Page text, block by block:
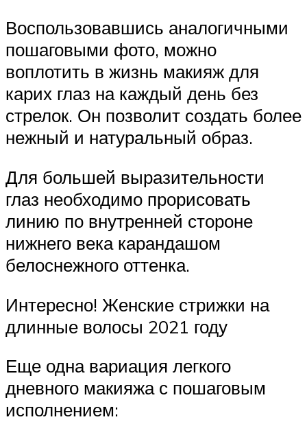
Воспользовавшись аналогичными
пошаговыми фото, можно
воплотить в жизнь макияж для
карих глаз на каждый день без
стрелок. Он позволит создать более
нежный и натуральный образ.
Для большей выразительности
глаз необходимо прорисовать
линию по внутренней стороне
нижнего века карандашом
белоснежного оттенка.
Интересно! Женские стрижки на
длинные волосы 2021 году
Еще одна вариация легкого
дневного макияжа с пошаговым
исполнением: